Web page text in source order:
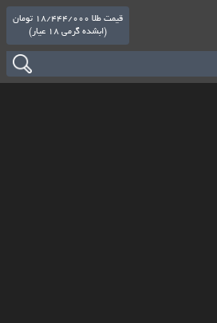
قیمت طلا 18/444/000 تومان
(ابشده گرمی 18 عیار)